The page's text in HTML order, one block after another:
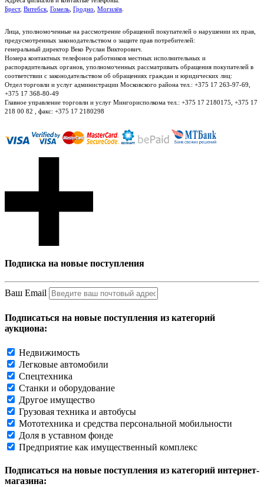
Брест, Витебск Гомель Гродно Могилёв
Лица, уполномоченные на рассмотрение обращений покупателей о нарушении их прав,
предусмотренных законодательством о защите прав потребителей:
генеральный директор Веко Руслан Викторович.
Номера контактных телефонов работников местных исполнительных и
распорядительных органов, уполномоченных рассматривать обращения покупателей в
соответствии с законодательством об обращениях граждан и юридических лиц:
Отдел торговли и услуг администрации Московского района тел.: +375 17 263-97-69,
+375 17 368-80-49
Главное управление торговли и услуг Мингорисполкома тел.: +375 17 2180175, +375 17
218 00 82 , факс: +375 17 2180298
Подписка на новые поступления
Ваш Email
Подписаться на новые поступления из категорий
аукциона:
Недвижимость
Легковые автомобили
Спецтехника
Станки и оборудование
Другое имущество
Грузовая техника и автобусы
Мототехника и средства персональной мобильности
Доля в уставном фонде
Предприятие как имущественный комплекс
Подписаться на новые поступления из категорий интернет-
магазина: